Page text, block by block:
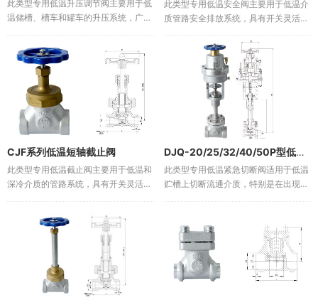
此类型专用低温升压调节阀主要用于低
温储槽、槽车和罐车的升压系统，广泛
具有密封可靠、动作灵敏、压力稳定可
靠和防静电的特点。This type is
special l...
此类型专用低温安全阀主要用于低温介
质管路安全排放系统，具有开关灵活、
密封可靠的特点。These low-
temperature stopping valves are
mainly used in p...
CJF系列低温短轴截止阀
此类型专用低温截止阀主要用于低温和
深冷介质的管路系统，具有开关灵活、
mainly used in p...
DJQ-20/25/32/40/50P型低温紧急切断阀
此类型专用低温紧急切断阀适用于低温
贮槽上切断流通介质，特别是在出现火
体积小、重量轻、密封可靠、紧急切断
迅速可靠和防静电的特点。Thi...